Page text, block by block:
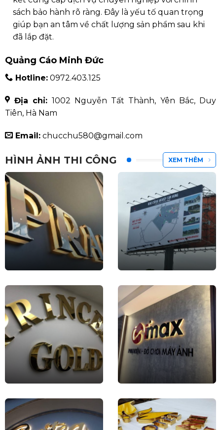
sách bảo hành rõ ràng. Đây là yếu tố quan trọng
giúp bạn an tâm về chất lượng sản phẩm sau khi
đã lắp đặt.
Quảng Cáo Minh Đức
Hotline: 0972.403.125
Địa chỉ: 1002 Nguyễn Tất Thành, Yên Bắc, Duy
Tiên, Hà Nam
Email:chucchu580@gmail.com
HÌNH ẢNH THI CÔNG XEM THÊM